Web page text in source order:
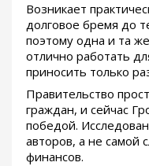
Возникает
долговое бремя до
поэтому одна и та
отлично работать
приносить только
Правительство
граждан, и сейчас
победой.
авторов, а не самой
финансов.